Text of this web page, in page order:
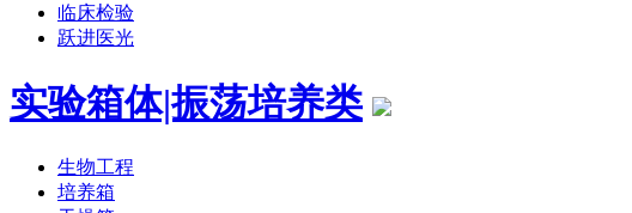
临床检验
跃进医光
实验箱体|振荡培养类
生物工程
培养箱